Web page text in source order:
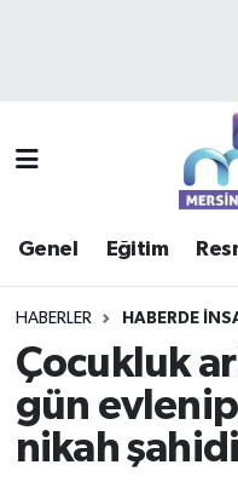
Genel Eğitim
HABERLER HABERDE
Çocukluk
gün
nikah
Güncel
Haberde insan
Mersin Trafik
Süper Lig Puan
Haber Arşivi